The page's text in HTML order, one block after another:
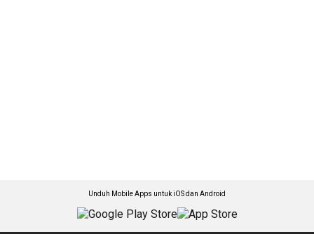
Unduh Mobile Apps untuk iOS dan Android